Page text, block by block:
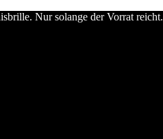
Nur solange der Vorrat reicht.